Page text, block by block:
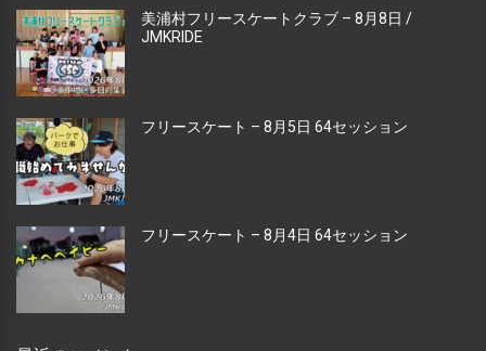
美浦村フリースケートクラブ – 8月8日 /
JMKRIDE
フリースケート – 8月5日 64セッション
フリースケート – 8月4日 64セッション